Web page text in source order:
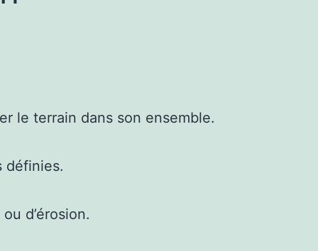
le terrain dans son ensemble.
définies.
d’érosion.